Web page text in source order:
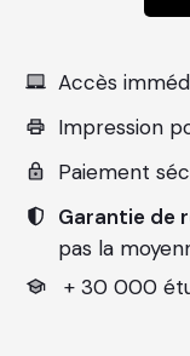
Accès
Impression
Paiement
Garantie de
pas la
+ 30 000